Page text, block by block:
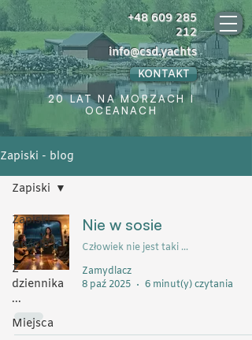
+48 609 285
212
info@csd.yachts
KONTAKT
20 LAT NA MORZACH I
OCEANACH
Zapiski - blog
Zapiski
Goście
Z
dziennika
...
Miejsca
Zapiski
Nie w sosie
Człowiek nie jest taki ...
Zamydlacz
8 paź 2025
6 minut(y) czytania